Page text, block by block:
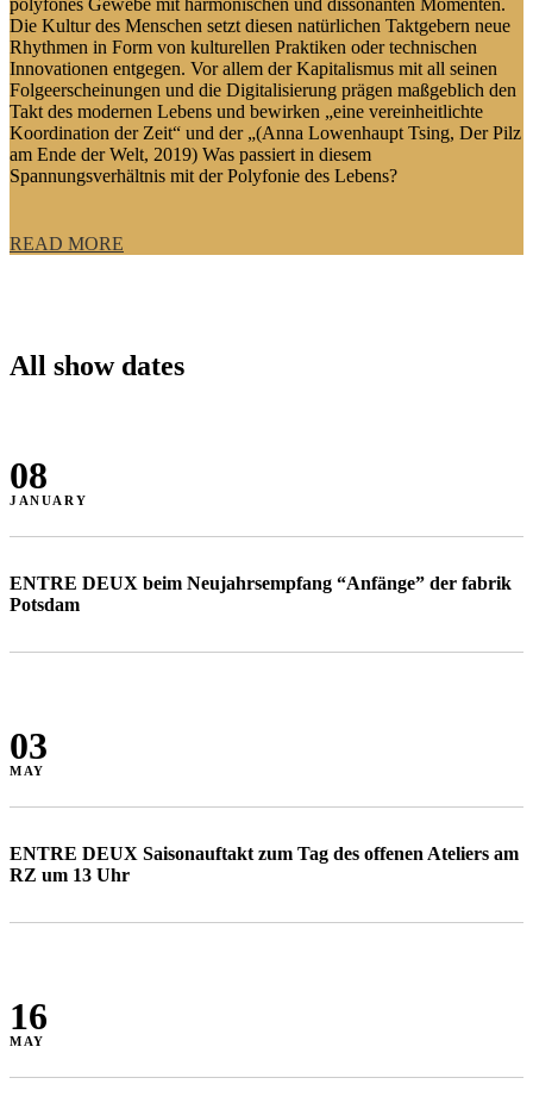
polyfones Gewebe mit harmonischen und dissonanten Momenten.
Die Kultur des Menschen setzt diesen natürlichen Taktgebern neue
Rhythmen in Form von kulturellen Praktiken oder technischen
Innovationen entgegen. Vor allem der Kapitalismus mit all seinen
Folgeerscheinungen und die Digitalisierung prägen maßgeblich den
Takt des modernen Lebens und bewirken „eine vereinheitlichte
Koordination der Zeit“ und der „(Anna Lowenhaupt Tsing, Der Pilz
am Ende der Welt, 2019) Was passiert in diesem
Spannungsverhältnis mit der Polyfonie des Lebens?
READ MORE
All show dates
08
JANUARY
ENTRE DEUX beim Neujahrsempfang “Anfänge” der fabrik
Potsdam
03
MAY
ENTRE DEUX Saisonauftakt zum Tag des offenen Ateliers am
RZ um 13 Uhr
16
MAY